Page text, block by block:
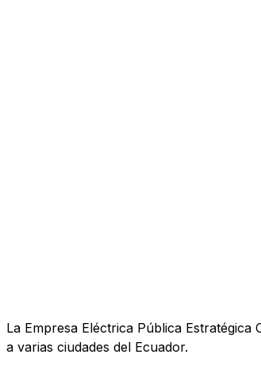
La Empresa Eléctrica Pública
a varias ciudades del Ecuador.